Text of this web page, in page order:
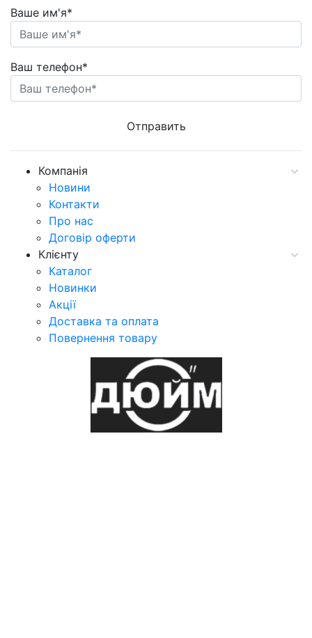
Ваше им'я*
Ваш телефон*
Компанія
Новини
Контакти
Про нас
Договір оферти
Клієнту
Каталог
Новинки
Акції
Доставка та оплата
Повернення товару